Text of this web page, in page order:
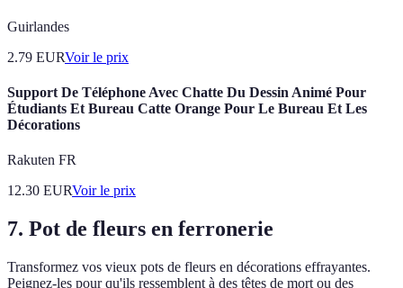
Guirlandes
2.79 EURVoir le prix
Support De Téléphone Avec Chatte Du Dessin Animé Pour
Étudiants Et Bureau Catte Orange Pour Le Bureau Et Les
Décorations
Rakuten FR
12.30 EURVoir le prix
7. Pot de fleurs en ferronerie
Transformez vos vieux pots de fleurs en décorations effrayantes.
Peignez-les pour qu'ils ressemblent à des têtes de mort ou des